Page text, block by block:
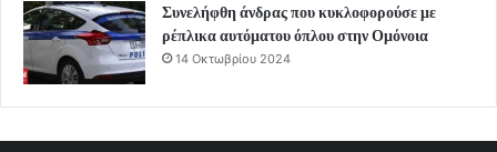
Συνελήφθη άνδρας που κυκλοφορούσε με
ρέπλικα αυτόματου όπλου στην Ομόνοια
14 Οκτωβρίου 2024